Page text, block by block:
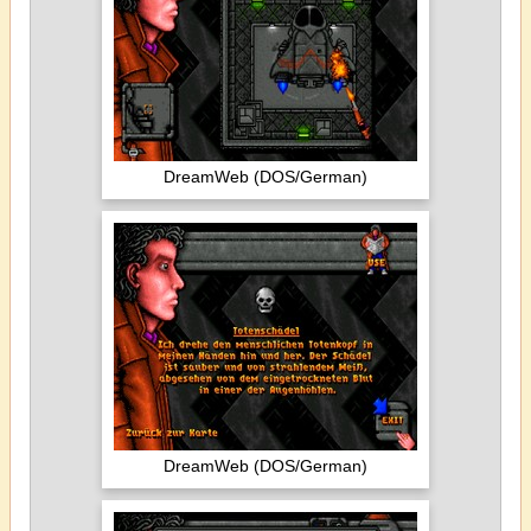
DreamWeb (DOS/German)
DreamWeb (DOS/German)